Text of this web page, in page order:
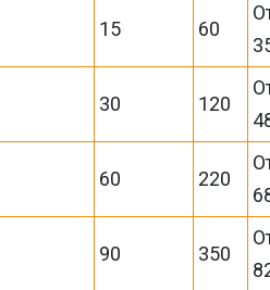
15 60
30 120
60 220
90 350